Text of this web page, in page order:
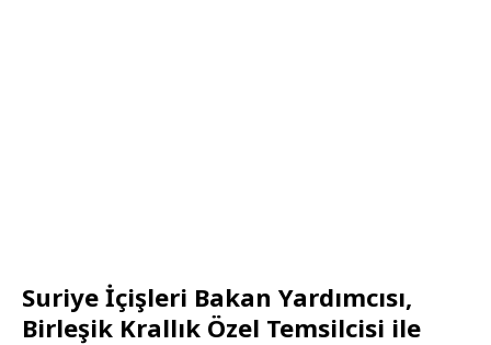
Suriye İçişleri Bakan Yardımcısı,
Birleşik Krallık Özel Temsilcisi ile